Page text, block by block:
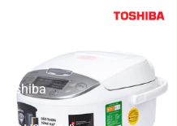
Toshiba
RC-